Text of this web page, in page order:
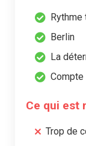
Rythme
Berlin
La
Compte
Ce qui est
Trop de